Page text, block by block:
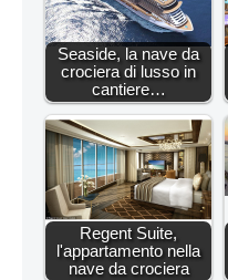
Seaside, la nave da
crociera di lusso in
cantiere…
Regent Suite,
l'appartamento nella
nave da crociera